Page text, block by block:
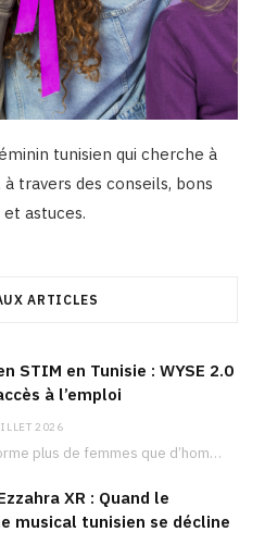
tunisien qui cherche à
travers des conseils, bons
et astuces.
ARTICLES
STIM en Tunisie : WYSE 2.0
à l’emploi
2026
La Tunisie forme plus de femmes que d’hommes dans les filières scientifiques. Pourtant, pour beaucoup…
XR : Quand le
musical tunisien se décline